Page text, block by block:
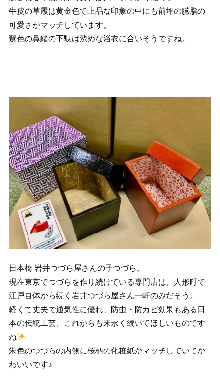
牛皮の草履は黄金色で上品な印象の中にも前坪の臙脂の
可愛さがマッチしています。
鶯色の鼻緒の下駄は渋めな浴衣に合いそうですね。
日本橋 岩井つづら屋さんの子つづら。
現在東京でつづらを作り続けている専門店は、人形町で
江戸自体から続く岩井つづら屋さん一軒のみだそう。
軽くて丈夫で通気性に優れ、防虫・防カビ効果もある日
本の伝統工芸、これからも末永く続いてほしいものです
ね
朱色のつづらの内側に桜柄の化粧紙がマッチしていてか
わいいです♪